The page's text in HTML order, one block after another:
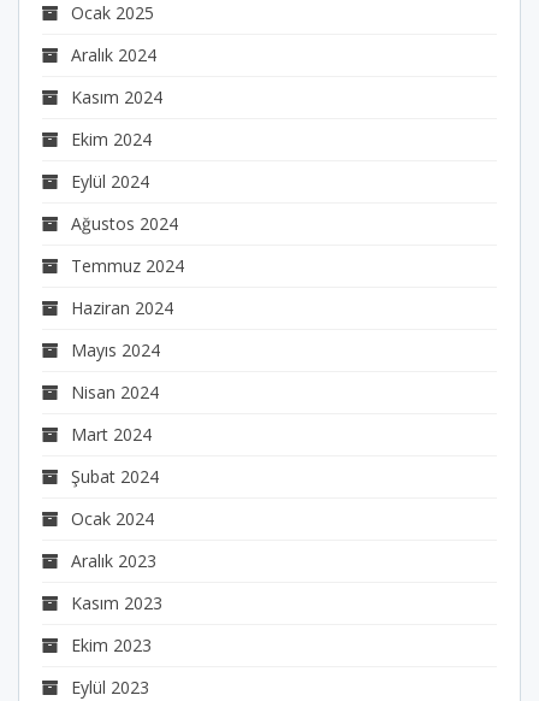
Ocak 2025
Aralık 2024
Kasım 2024
Ekim 2024
Eylül 2024
Ağustos 2024
Temmuz 2024
Haziran 2024
Mayıs 2024
Nisan 2024
Mart 2024
Şubat 2024
Ocak 2024
Aralık 2023
Kasım 2023
Ekim 2023
Eylül 2023